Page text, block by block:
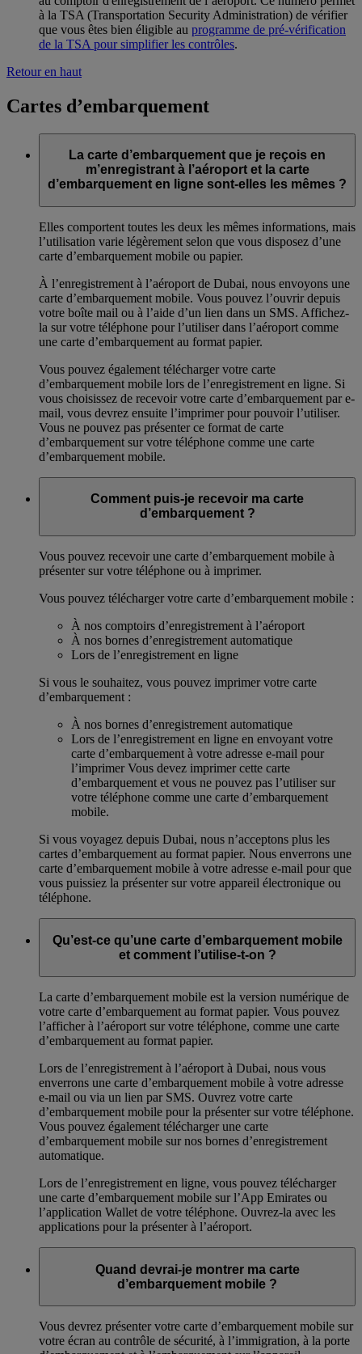
à la TSA (Transportation Security Administration) de vérifier
que vous êtes bien éligible au programme de pré-vérification
de la TSA pour simplifier les contrôles.
Retour en haut
Cartes d’embarquement
La carte d’embarquement que je reçois en
m’enregistrant à l’aéroport et la carte
d’embarquement en ligne sont-elles les mêmes ?
Elles comportent toutes les deux les mêmes informations, mais
l’utilisation varie légèrement selon que vous disposez d’une
carte d’embarquement mobile ou papier.
À l’enregistrement à l’aéroport de Dubai, nous envoyons une
carte d’embarquement mobile. Vous pouvez l’ouvrir depuis
votre boîte mail ou à l’aide d’un lien dans un SMS. Affichez-
la sur votre téléphone pour l’utiliser dans l’aéroport comme
une carte d’embarquement au format papier.
Vous pouvez également télécharger votre carte
d’embarquement mobile lors de l’enregistrement en ligne. Si
vous choisissez de recevoir votre carte d’embarquement par e-
mail, vous devrez ensuite l’imprimer pour pouvoir l’utiliser.
Vous ne pouvez pas présenter ce format de carte
d’embarquement sur votre téléphone comme une carte
d’embarquement mobile.
Comment puis-je recevoir ma carte
d’embarquement ?
Vous pouvez recevoir une carte d’embarquement mobile à
présenter sur votre téléphone ou à imprimer.
Vous pouvez télécharger votre carte d’embarquement mobile :
À nos comptoirs d’enregistrement à l’aéroport
À nos bornes d’enregistrement automatique
Lors de l’enregistrement en ligne
Si vous le souhaitez, vous pouvez imprimer votre carte
d’embarquement :
À nos bornes d’enregistrement automatique
Lors de l’enregistrement en ligne en envoyant votre
carte d’embarquement à votre adresse e-mail pour
l’imprimer Vous devez imprimer cette carte
d’embarquement et vous ne pouvez pas l’utiliser sur
votre téléphone comme une carte d’embarquement
mobile.
Si vous voyagez depuis Dubai, nous n’acceptons plus les
cartes d’embarquement au format papier. Nous enverrons une
carte d’embarquement mobile à votre adresse e-mail pour que
vous puissiez la présenter sur votre appareil électronique ou
téléphone.
Qu’est-ce qu’une carte d’embarquement mobile
et comment l’utilise-t-on ?
La carte d’embarquement mobile est la version numérique de
votre carte d’embarquement au format papier. Vous pouvez
l’afficher à l’aéroport sur votre téléphone, comme une carte
d’embarquement au format papier.
Lors de l’enregistrement à l’aéroport à Dubai, nous vous
enverrons une carte d’embarquement mobile à votre adresse
e-mail ou via un lien par SMS. Ouvrez votre carte
d’embarquement mobile pour la présenter sur votre téléphone.
Vous pouvez également télécharger une carte
d’embarquement mobile sur nos bornes d’enregistrement
automatique.
Lors de l’enregistrement en ligne, vous pouvez télécharger
une carte d’embarquement mobile sur l’App Emirates ou
l’application Wallet de votre téléphone. Ouvrez-la avec les
applications pour la présenter à l’aéroport.
Quand devrai-je montrer ma carte
d’embarquement mobile ?
Vous devrez présenter votre carte d’embarquement mobile sur
votre écran au contrôle de sécurité, à l’immigration, à la porte